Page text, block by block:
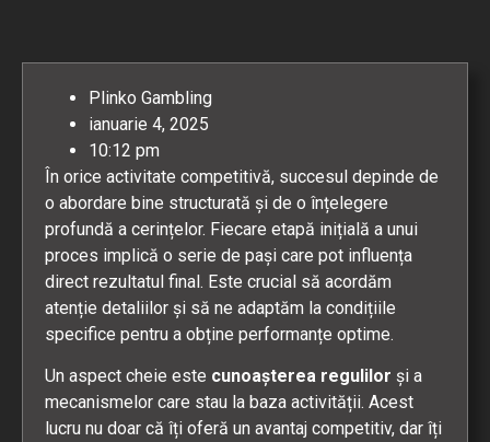
Plinko Gambling
ianuarie 4, 2025
10:12 pm
În orice activitate competitivă, succesul depinde de
o abordare bine structurată și de o înțelegere
profundă a cerințelor. Fiecare etapă inițială a unui
proces implică o serie de pași care pot influența
direct rezultatul final. Este crucial să acordăm
atenție detaliilor și să ne adaptăm la condițiile
specifice pentru a obține performanțe optime.
Un aspect cheie este cunoașterea regulilor și a
mecanismelor care stau la baza activității. Acest
lucru nu doar că îți oferă un avantaj competitiv, dar îți